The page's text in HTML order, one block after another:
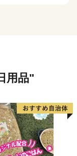
ため「かえる
かえる」をテー
設しました。多
込めたもので
に跳びつくか
用品"